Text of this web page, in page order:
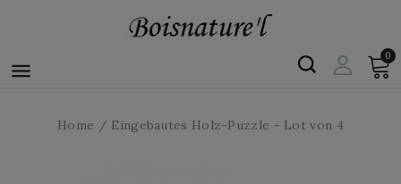

0
Home Eingebautes Holz-Puzzle - Lot von 4